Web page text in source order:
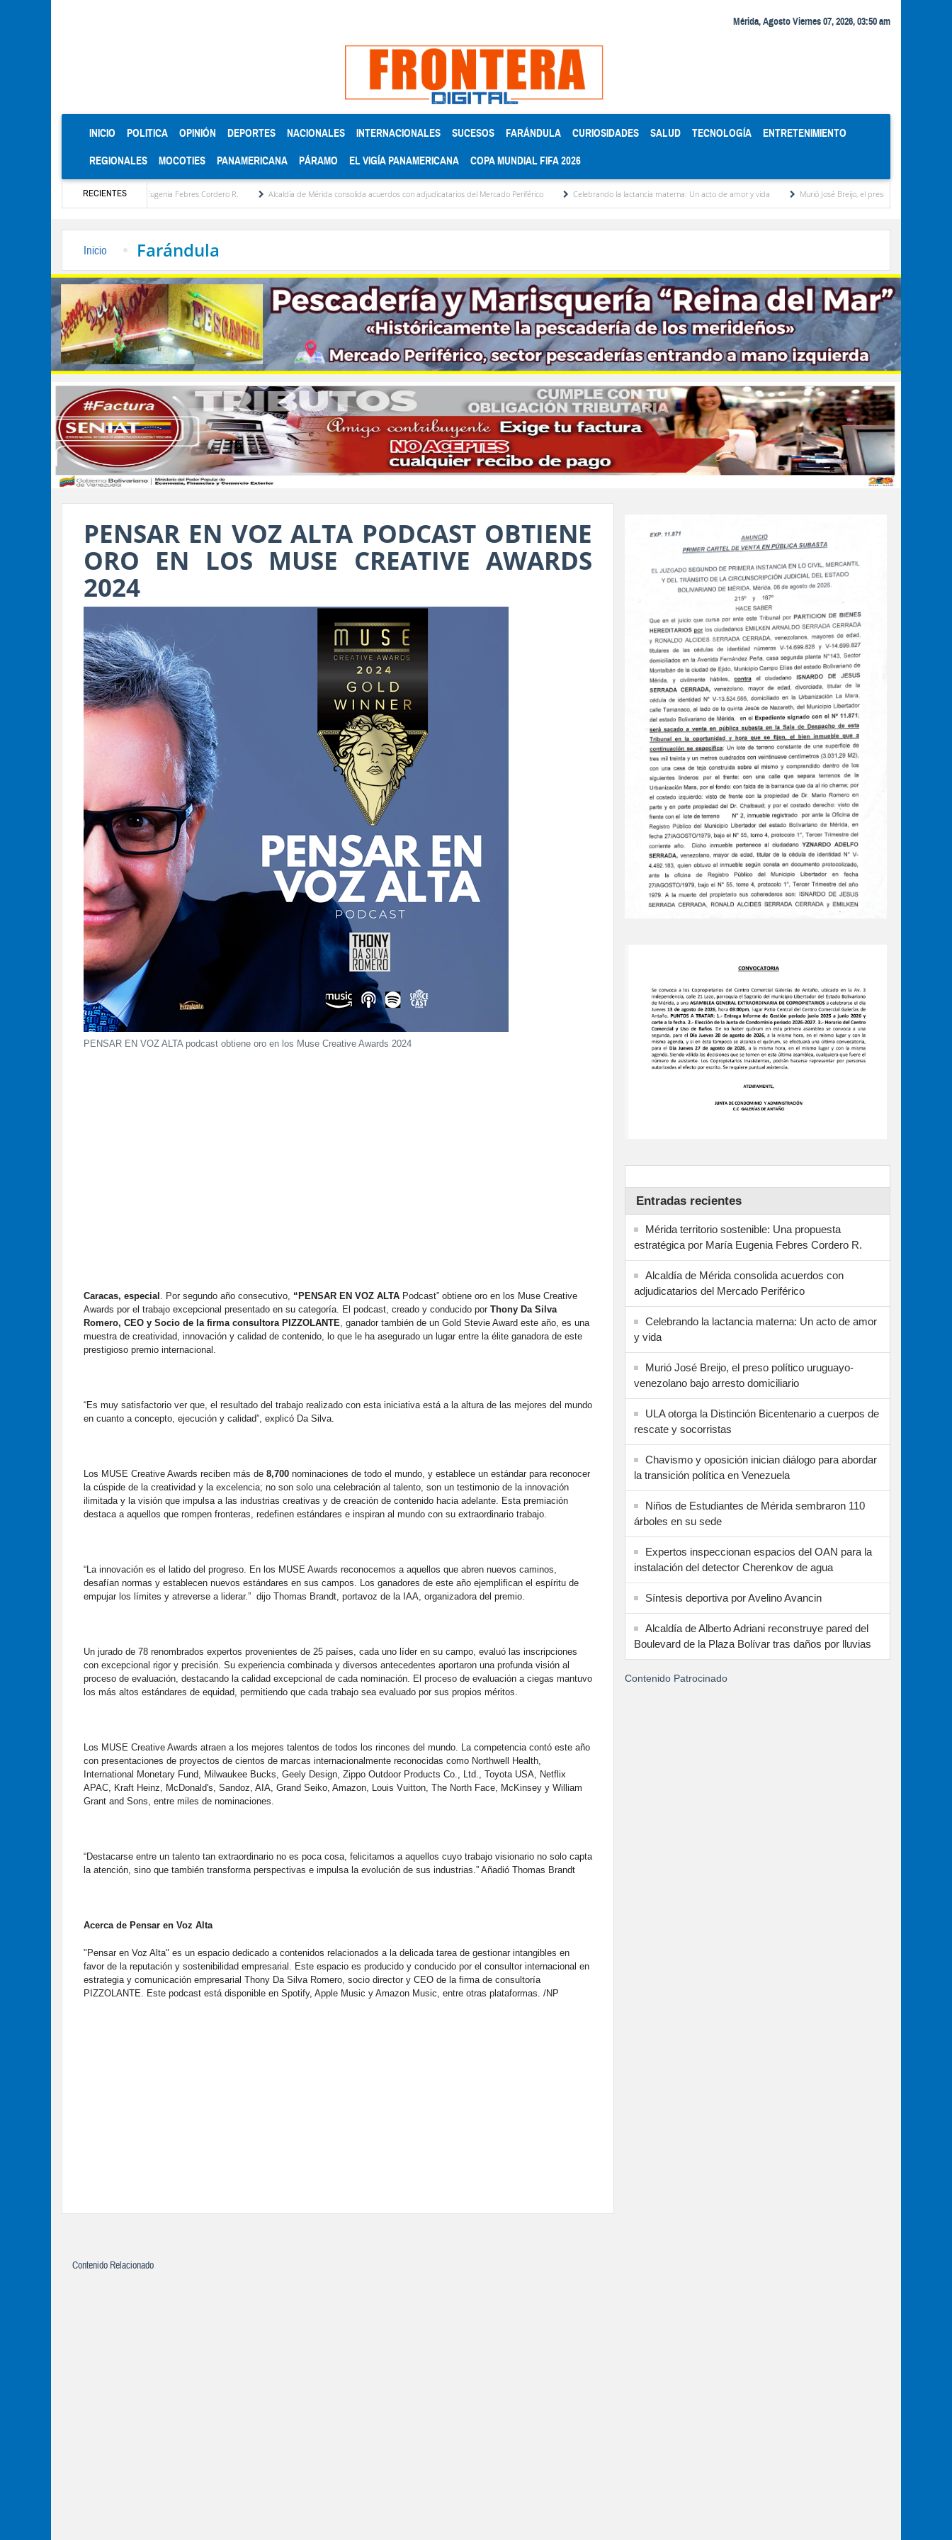
Mérida, Agosto Viernes 07, 2026, 03:50 am
INICIO (CURRENT)
POLITICA OPINIÓN DEPORTES NACIONALES INTERNACIONALES SUCESOS FARÁNDULA CURIOSIDADES SALUD TECNOLOGÍA ENTRETENIMIENTO
REGIONALES MOCOTIES PANAMERICANA PÁRAMO EL VIGÍA PANAMERICANA COPA MUNDIAL FIFA 2026
RECIENTES
estratégica por María Eugenia Febres Cordero R. Alcaldía de Mérida consolida acuerdos con adjudicatarios del Mercado Periférico Celebrando la lactancia materna: Un acto de amor y vida Murió José Breijo, el preso político uruguayo-venezolano
Inicio Farándula
PENSAR EN VOZ ALTA PODCAST OBTIENE
ORO EN LOS MUSE CREATIVE AWARDS
2024
PENSAR EN VOZ ALTA podcast obtiene oro en los Muse Creative Awards 2024
Caracas, especial . Por segundo año consecutivo, “PENSAR EN VOZ ALTA Podcast” obtiene oro en los Muse Creative
Awards por el trabajo excepcional presentado en su categoría. El podcast, creado y conducido por Thony Da Silva
Romero, CEO y Socio de la firma consultora PIZZOLANTE, ganador también de un Gold Stevie Award este año, es una
muestra de creatividad, innovación y calidad de contenido, lo que le ha asegurado un lugar entre la élite ganadora de este
prestigioso premio internacional.
“Es muy satisfactorio ver que, el resultado del trabajo realizado con esta iniciativa está a la altura de las mejores del mundo
en cuanto a concepto, ejecución y calidad”, explicó Da Silva.
Los MUSE Creative Awards reciben más de 8,700 nominaciones de todo el mundo, y establece un estándar para reconocer
la cúspide de la creatividad y la excelencia; no son solo una celebración al talento, son un testimonio de la innovación
ilimitada y la visión que impulsa a las industrias creativas y de creación de contenido hacia adelante. Esta premiación
destaca a aquellos que rompen fronteras, redefinen estándares e inspiran al mundo con su extraordinario trabajo.
“La innovación es el latido del progreso. En los MUSE Awards reconocemos a aquellos que abren nuevos caminos,
desafían normas y establecen nuevos estándares en sus campos. Los ganadores de este año ejemplifican el espíritu de
empujar los límites y atreverse a liderar.” dijo Thomas Brandt, portavoz de la IAA, organizadora del premio.
Un jurado de 78 renombrados expertos provenientes de 25 países, cada uno líder en su campo, evaluó las inscripciones
con excepcional rigor y precisión. Su experiencia combinada y diversos antecedentes aportaron una profunda visión al
proceso de evaluación, destacando la calidad excepcional de cada nominación. El proceso de evaluación a ciegas mantuvo
los más altos estándares de equidad, permitiendo que cada trabajo sea evaluado por sus propios méritos.
Los MUSE Creative Awards atraen a los mejores talentos de todos los rincones del mundo. La competencia contó este año
con presentaciones de proyectos de cientos de marcas internacionalmente reconocidas como Northwell Health,
International Monetary Fund, Milwaukee Bucks, Geely Design, Zippo Outdoor Products Co., Ltd., Toyota USA, Netflix
APAC, Kraft Heinz, McDonald's, Sandoz, AIA, Grand Seiko, Amazon, Louis Vuitton, The North Face, McKinsey y William
Grant and Sons, entre miles de nominaciones.
“Destacarse entre un talento tan extraordinario no es poca cosa, felicitamos a aquellos cuyo trabajo visionario no solo capta
la atención, sino que también transforma perspectivas e impulsa la evolución de sus industrias.” Añadió Thomas Brandt
Acerca de Pensar en Voz Alta
"Pensar en Voz Alta" es un espacio dedicado a contenidos relacionados a la delicada tarea de gestionar intangibles en
favor de la reputación y sostenibilidad empresarial. Este espacio es producido y conducido por el consultor internacional en
estrategia y comunicación empresarial Thony Da Silva Romero, socio director y CEO de la firma de consultoría
PIZZOLANTE. Este podcast está disponible en Spotify, Apple Music y Amazon Music, entre otras plataformas. /NP
Entradas recientes
Mérida territorio sostenible: Una propuesta
estratégica por María Eugenia Febres Cordero R.
Alcaldía de Mérida consolida acuerdos con
adjudicatarios del Mercado Periférico
Celebrando la lactancia materna: Un acto de amor
y vida
Murió José Breijo, el preso político uruguayo-
venezolano bajo arresto domiciliario
ULA otorga la Distinción Bicentenario a cuerpos de
rescate y socorristas
Chavismo y oposición inician diálogo para abordar
la transición política en Venezuela
Niños de Estudiantes de Mérida sembraron 110
árboles en su sede
Expertos inspeccionan espacios del OAN para la
instalación del detector Cherenkov de agua
Síntesis deportiva por Avelino Avancin
Alcaldía de Alberto Adriani reconstruye pared del
Boulevard de la Plaza Bolívar tras daños por lluvias
Contenido Patrocinado
Contenido Relacionado